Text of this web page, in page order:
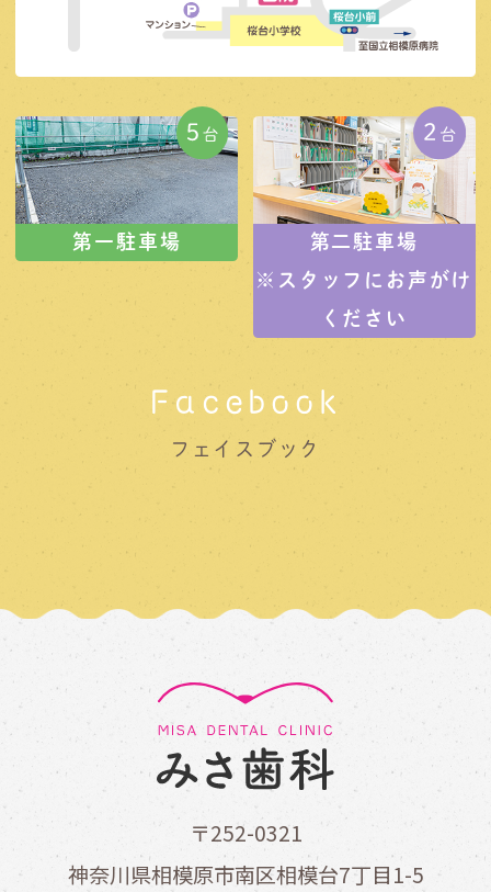
第一駐車場
第二駐車場
※スタッフにお声がけ
ください
Facebook
フェイスブック
〒252-0321
神奈川県相模原市南区相模台7丁目1-5